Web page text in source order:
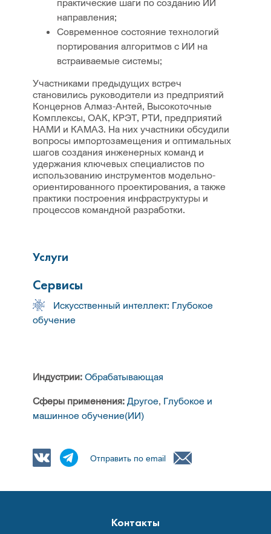
практические шаги по созданию ИИ
направления;
Современное состояние технологий
портирования алгоритмов с ИИ на
встраиваемые системы;
Участниками предыдущих встреч
становились руководители из предприятий
Концернов Алмаз-Антей, Высокоточные
Комплексы, ОАК, КРЭТ, РТИ, предприятий
НАМИ и КАМАЗ. На них участники обсудили
вопросы импортозамещения и оптимальных
шагов создания инженерных команд и
удержания ключевых специалистов по
использованию инструментов модельно-
ориентированного проектирования, а также
практики построения инфраструктуры и
процессов командной разработки.
Услуги
Сервисы
Искусственный интеллект: Глубокое
обучение
Индустрии: Обрабатывающая
Сферы применения: Другое, Глубокое и
машинное обучение(ИИ)
Отправить по email
Контакты